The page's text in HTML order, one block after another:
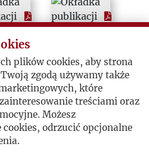
plików cookies, aby strona
Twoją zgodą używamy także
które
treściami oraz
Możesz
odrzucić opcjonalne